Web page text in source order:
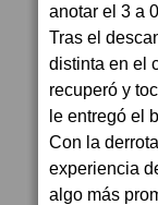
anotar el 3 a
Tras el
distinta en el
recuperó y
le entregó el
Con la
experiencia
algo más